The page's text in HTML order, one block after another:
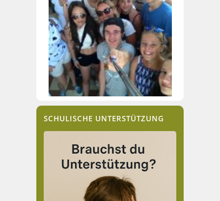
SCHULISCHE UNTERSTÜTZUNG